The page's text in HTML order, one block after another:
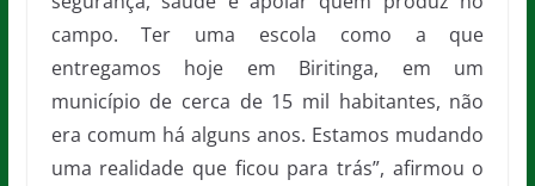
campo. Ter uma escola como a que
entregamos hoje em Biritinga, em um
município de cerca de 15 mil habitantes, não
era comum há alguns anos. Estamos mudando
uma realidade que ficou para trás”, afirmou o